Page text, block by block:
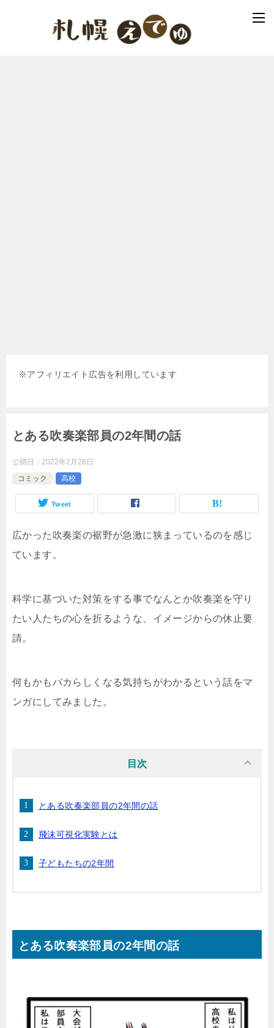
※アフィリエイト広告を利用しています
とある吹奏楽部員の2年間の話
公開日： 2022年2月28日
コミック
高校
Tweet
広かった吹奏楽の裾野が急激に狭まっているのを感じ
ています。
科学に基づいた対策をする事でなんとか吹奏楽を守り
たい人たちの心を折るような、イメージからの休止要
請。
何もかもバカらしくなる気持ちがわかるという話をマ
ンガにしてみました。
目次
とある吹奏楽部員の2年間の話
飛沫可視化実験とは
子どもたちの2年間
とある吹奏楽部員の2年間の話